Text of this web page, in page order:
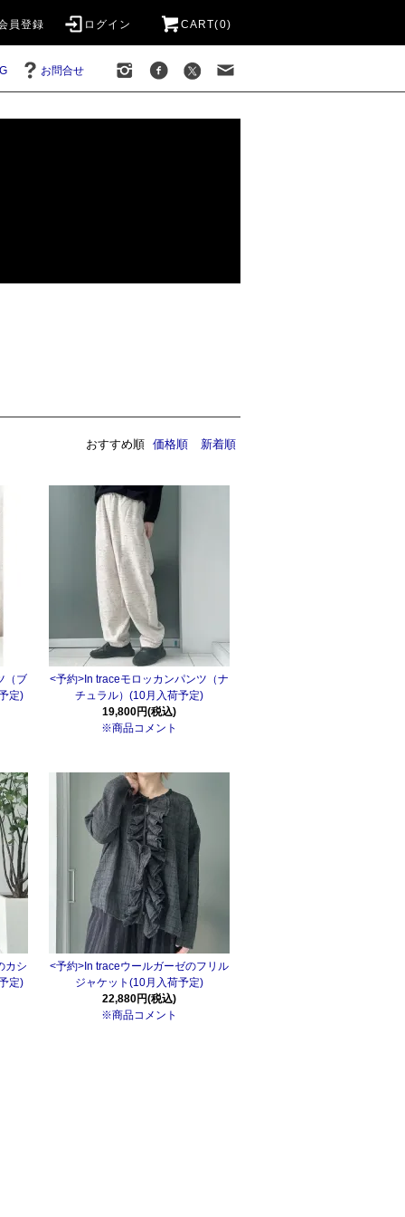
員登録 ログイン CART(0)
お問合せ
おすすめ順 価格順 新着順
（ブ
定)
<予約>In traceモロッカンパンツ（ナ
チュラル）(10月入荷予定)
19,800円(税込)
※商品コメント
カシ
定)
<予約>In traceウールガーゼのフリル
ジャケット(10月入荷予定)
22,880円(税込)
※商品コメント